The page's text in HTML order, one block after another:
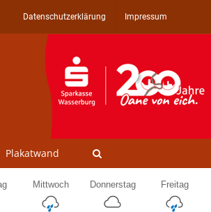
Datenschutzerklärung Impressum
Plakatwand